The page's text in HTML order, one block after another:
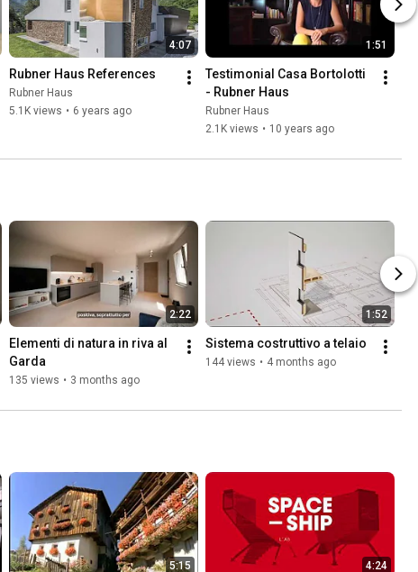
4:07
Rubner Haus References
Rubner Haus
5.1K views • 6 years ago
1:51
Testimonial Casa Bortolotti
- Rubner Haus
Rubner Haus
2.1K views • 10 years ago
2:22
Elementi di natura in riva al
Garda
135 views • 3 months ago
1:52
Sistema costruttivo a telaio
144 views • 4 months ago
5:15 4:24